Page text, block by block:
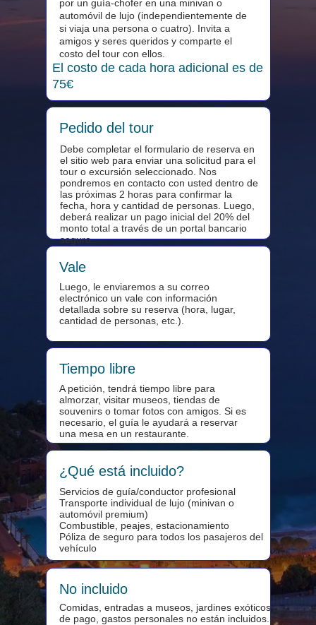
por un guía-chofer en una minivan o
automóvil de lujo (independientemente de
si viaja una persona o cuatro). Invita a
amigos y seres queridos y comparte el
costo del tour con ellos.
El costo de cada hora adicional es de
75€
Debe completar el formulario de reserva en
el sitio web para enviar una solicitud para el
tour o excursión seleccionado. Nos
pondremos en contacto con usted dentro de
las próximas 2 horas para confirmar la
fecha, hora y cantidad de personas. Luego,
deberá realizar un pago inicial del 20% del
monto total a través de un portal bancario
seguro.
Vale
Luego, le enviaremos a su correo
electrónico un vale con información
detallada sobre su reserva (hora, lugar,
cantidad de personas, etc.).
Pedido del tour
Servicios de guía/conductor profesional
Transporte individual de lujo (minivan o
automóvil premium)
Combustible, peajes, estacionamiento
Póliza de seguro para todos los pasajeros del
vehículo
No incluido
Comidas, entradas a museos, jardines exóticos
de pago, gastos personales no están incluidos.
¿Qué está incluido?
Tiempo libre
A petición, tendrá tiempo libre para
almorzar, visitar museos, tiendas de
souvenirs o tomar fotos con amigos. Si es
necesario, el guía le ayudará a reservar
una mesa en un restaurante.